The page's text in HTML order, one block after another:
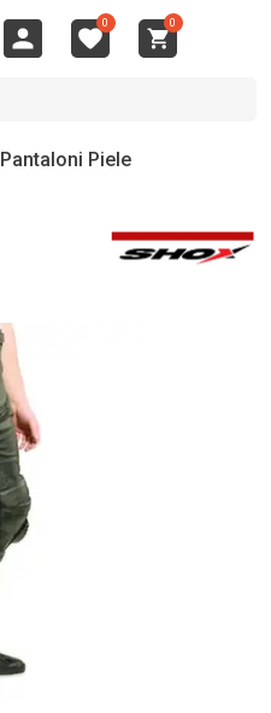
0 0
Pantaloni Piele